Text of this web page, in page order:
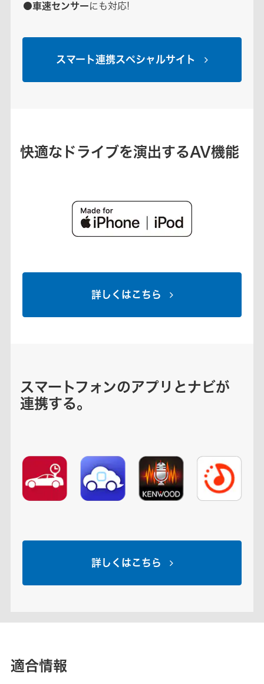
●車速センサーにも対応!
スマート連携スペシャルサイト
快適なドライブを演出するAV機能
詳しくはこちら
スマートフォンのアプリとナビが
連携する。
詳しくはこちら
適合情報